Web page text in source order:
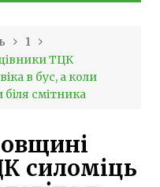
1
ТЦК
в бус, а коли
смітника
силоміць